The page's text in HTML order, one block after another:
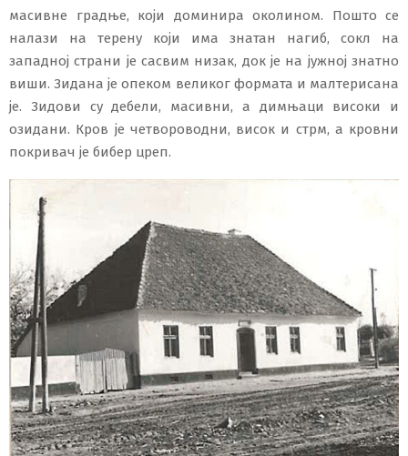
масивне градње, који доминира околином. Пошто се
налази на терену који има знатан нагиб, сокл на
западној страни је сасвим низак, док је на јужној знатно
виши. Зидана је опеком великог формата и малтерисана
је. Зидови су дебели, масивни, а димњаци високи и
озидани. Кров је четвороводни, висок и стрм, а кровни
покривач је бибер цреп.